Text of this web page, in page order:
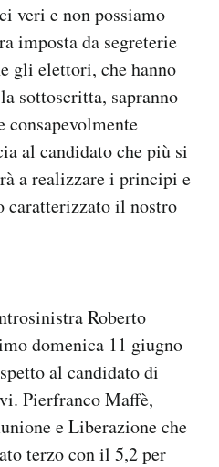
veri e non possiamo
imposta da segreterie
gli elettori, che hanno
sottoscritta, sapranno
al candidato che più si
a realizzare i principi e
caratterizzato il nostro
Roberto
domenica 11 giugno
al candidato di
Pierfranco Maffè,
e Liberazione che
terzo con il 5,2 per